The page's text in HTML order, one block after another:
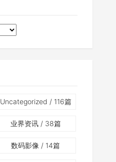
Uncategorized / 116篇
业界资讯/ 38篇
数码影像 / 14篇